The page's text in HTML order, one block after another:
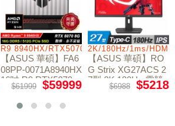
R9 8940HX/RTX5070/512GB/16G
【ASUS 華碩】FA6
08PP-0071A8940HX
16吋 R9 RTX5070
電競筆電
$61999 $59999
2K/180Hz/1ms/
【ASUS 華碩】RO
G Strix XG27ACS 2
7型 2K 180Hz 電競
$6988 $5218